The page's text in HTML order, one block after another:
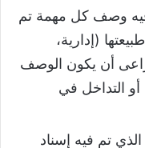
وصف كل مهمة تم
(إدارية،
أن يكون الوصف
أو التداخل في
تم فيه إسناد